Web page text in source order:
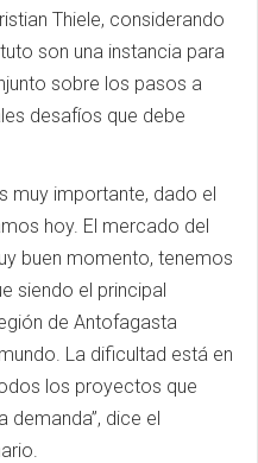
Thiele, considerando
son una instancia para
sobre los pasos a
desafíos que debe
muy importante, dado el
hoy. El mercado del
buen momento, tenemos
siendo el principal
de Antofagasta
La dificultad está en
los proyectos que
dice el